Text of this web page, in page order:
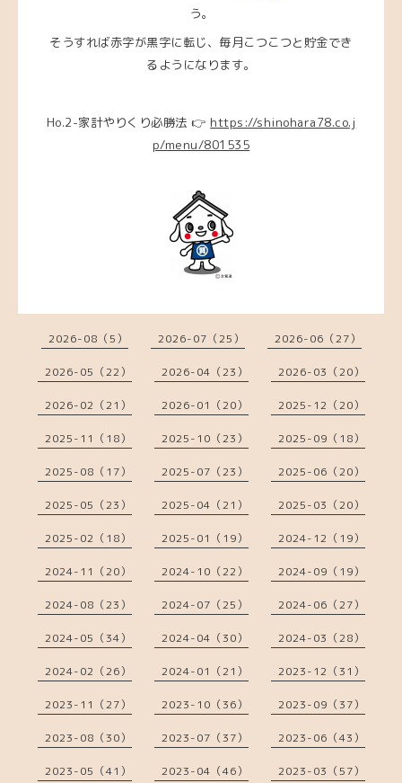
う。
そうすれば赤字が黒字に転じ、毎月こつこつと貯金でき
るようになります。
Ho.2-家計やりくり必勝法 👉 https://shinohara78.co.j
p/menu/801535
2026-08（5） 2026-07（25） 2026-06（27）
2026-05（22） 2026-04（23） 2026-03（20）
2026-02（21） 2026-01（20） 2025-12（20）
2025-11（18） 2025-10（23） 2025-09（18）
2025-08（17） 2025-07（23） 2025-06（20）
2025-05（23） 2025-04（21） 2025-03（20）
2025-02（18） 2025-01（19） 2024-12（19）
2024-11（20） 2024-10（22） 2024-09（19）
2024-08（23） 2024-07（25） 2024-06（27）
2024-05（34） 2024-04（30） 2024-03（28）
2024-02（26） 2024-01（21） 2023-12（31）
2023-11（27） 2023-10（36） 2023-09（37）
2023-08（30） 2023-07（37） 2023-06（43）
2023-05（41） 2023-04（46） 2023-03（57）